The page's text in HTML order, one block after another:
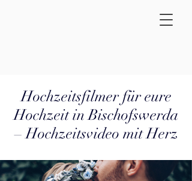
Hochzeitsfilmer für eure
Hochzeit in Bischofswerda
– Hochzeitsvideo mit Herz